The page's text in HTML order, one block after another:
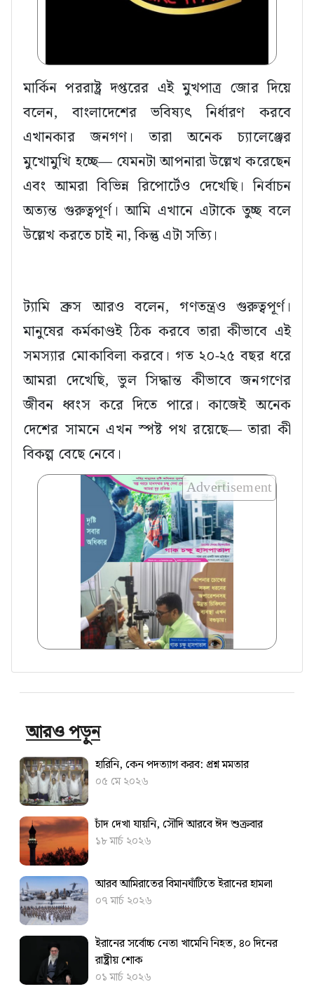
মার্কিন পররাষ্ট্র দপ্তরের এই মুখপাত্র জোর দিয়ে
বলেন, বাংলাদেশের ভবিষ্যৎ নির্ধারণ করবে
এখানকার জনগণ। তারা অনেক চ্যালেঞ্জের
মুখোমুখি হচ্ছে— যেমনটা আপনারা উল্লেখ করেছেন
এবং আমরা বিভিন্ন রিপোর্টেও দেখেছি। নির্বাচন
অত্যন্ত গুরুত্বপূর্ণ। আমি এখানে এটাকে তুচ্ছ বলে
উল্লেখ করতে চাই না, কিন্তু এটা সত্যি।
ট্যামি ব্রুস আরও বলেন, গণতন্ত্রও গুরুত্বপূর্ণ।
মানুষের কর্মকাণ্ডই ঠিক করবে তারা কীভাবে এই
সমস্যার মোকাবিলা করবে। গত ২০-২৫ বছর ধরে
আমরা দেখেছি, ভুল সিদ্ধান্ত কীভাবে জনগণের
জীবন ধ্বংস করে দিতে পারে। কাজেই অনেক
দেশের সামনে এখন স্পষ্ট পথ রয়েছে— তারা কী
বিকল্প বেছে নেবে।
Advertisement
আরও পড়ুন
হারিনি, কেন পদত্যাগ করব: প্রশ্ন মমতার
০৫ মে ২০২৬
চাঁদ দেখা যায়নি, সৌদি আরবে ঈদ শুক্রবার
১৮ মার্চ ২০২৬
আরব আমিরাতের বিমানঘাঁটিতে ইরানের হামলা
০৭ মার্চ ২০২৬
ইরানের সর্বোচ্চ নেতা খামেনি নিহত, ৪০ দিনের
রাষ্ট্রীয় শোক
০১ মার্চ ২০২৬